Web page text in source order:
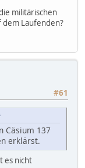
militärischen
dem Laufenden?
#61
Cäsium 137
erklärst.
es nicht